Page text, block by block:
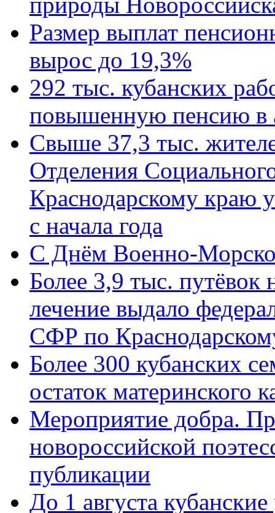
Размер выплат
вырос до 19,3%
292 тыс. кубанских
повышенную пенсию в
Свыше 37,3 тыс.
Отделения
Краснодарскому краю
с начала года
C Днём Военно-
Более 3,9 тыс. путёвок
лечение выдало
СФР по
Более 300 кубанских
остаток материнского
Мероприятие добра.
новороссийской
публикации
До 1 августа